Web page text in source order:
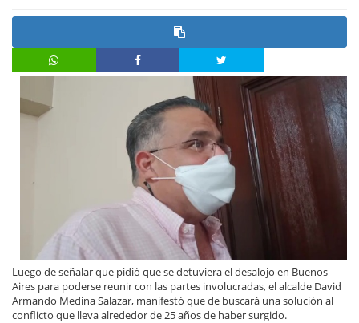
Luego de señalar que pidió que se detuviera el desalojo en Buenos
Aires para poderse reunir con las partes involucradas, el alcalde David
Armando Medina Salazar, manifestó que de buscará una solución al
conflicto que lleva alrededor de 25 años de haber surgido.